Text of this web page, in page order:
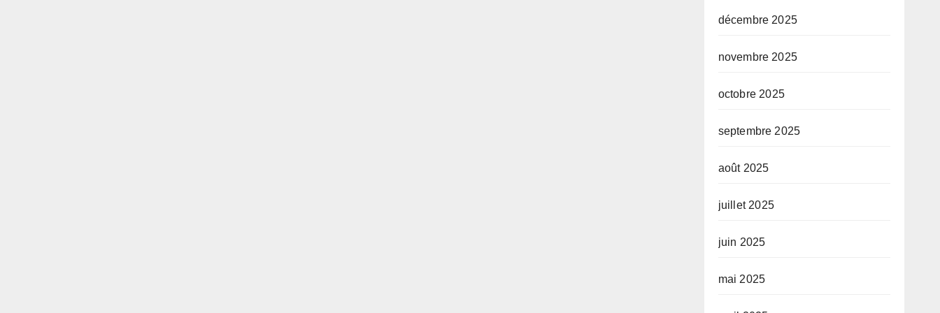
décembre 2025
novembre 2025
octobre 2025
septembre 2025
août 2025
juillet 2025
juin 2025
mai 2025